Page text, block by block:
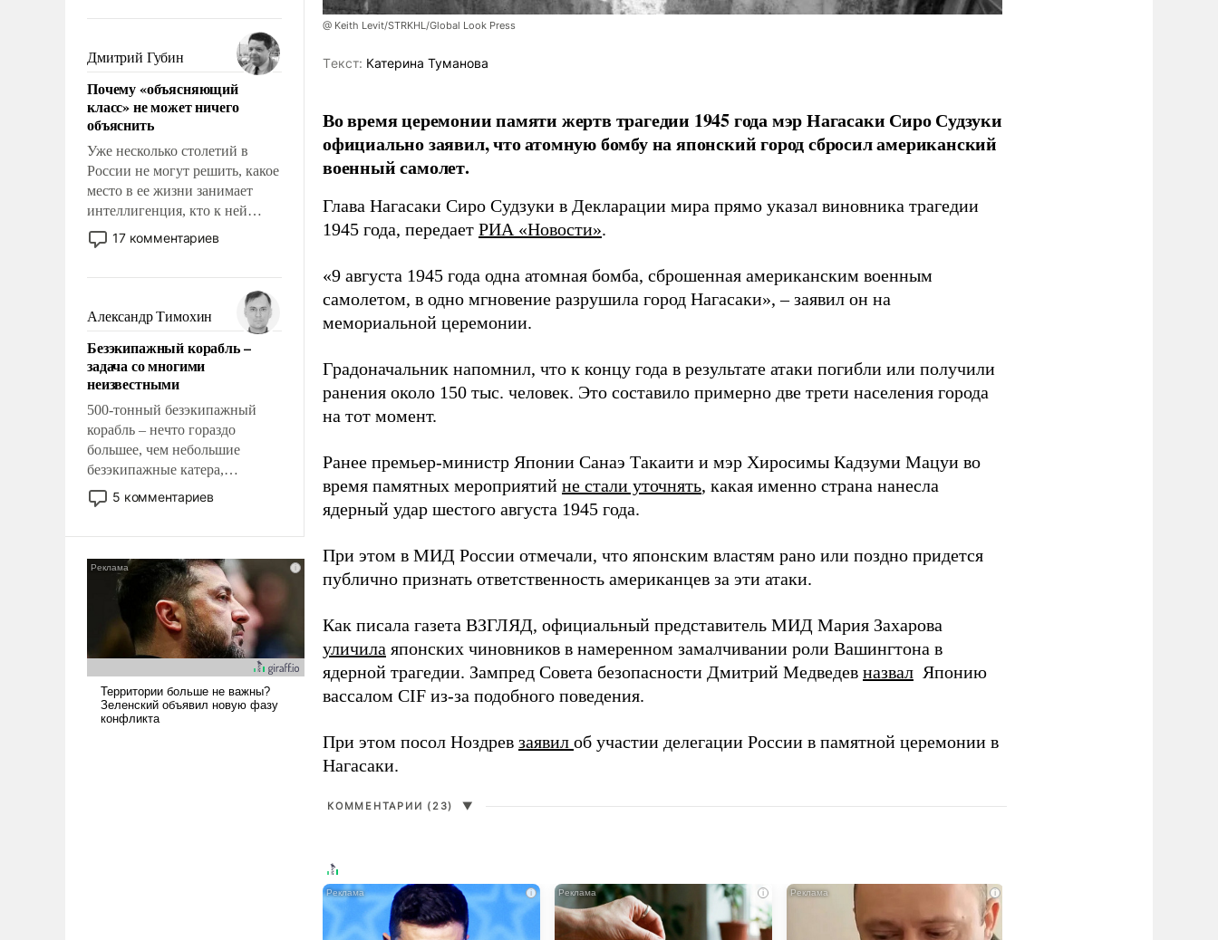
фундаментальным знанием,
что мировая политика имеет
свойство заявляться на порог
нашего дома.
Дмитрий Губин
Почему «объясняющий
класс» не может ничего
объяснить
Уже несколько столетий в
России не могут решить, какое
место в ее жизни занимает
интеллигенция, кто к ней
принадлежит, а кого из нее
исключили с правом
чем она отличается от просто
образованных людей. Иногда
казалось, что эти вопросы
решены раз и навсегда, но –
нет, не решены.
17 комментариев
Александр Тимохин
Безэкипажный корабль –
задача со многими
неизвестными
500-тонный безэкипажный
корабль – нечто гораздо
большее, чем небольшие
безэкипажные катера,
применение которых уже
стало обыденностью. Задача по
и ее реализация радикально
поднимет наши боевые
возможности.
5 комментариев
@ Keith Levit/STRKHL/Global Look Press
Tекст: Катерина Туманова
Во время церемонии памяти жертв трагедии 1945 года мэр Нагасаки Сиро Судзуки
официально заявил, что атомную бомбу на японский город сбросил американский
военный самолет.
Глава Нагасаки Сиро Судзуки в Декларации мира прямо указал виновника трагедии
1945 года, передает РИА «Новости».
«9 августа 1945 года одна атомная бомба, сброшенная американским военным
самолетом, в одно мгновение разрушила город Нагасаки», – заявил он на
мемориальной церемонии.
Градоначальник напомнил, что к концу года в результате атаки погибли или получили
ранения около 150 тыс. человек. Это составило примерно две трети населения города
на тот момент.
Ранее премьер-министр Японии Санаэ Такаити и мэр Хиросимы Кадзуми Мацуи во
время памятных мероприятий не стали уточнять, какая именно страна нанесла
ядерный удар шестого августа 1945 года.
При этом в МИД России отмечали, что японским властям рано или поздно придется
публично признать ответственность американцев за эти атаки.
Как писала газета ВЗГЛЯД, официальный представитель МИД Мария Захарова
уличила японских чиновников в намеренном замалчивании роли Вашингтона в
ядерной трагедии. Зампред Совета безопасности Дмитрий Медведев назвал Японию
вассалом CIF из-за подобного поведения.
При этом посол Ноздрев заявил об участии делегации России в памятной церемонии в
Нагасаки.
КОММЕНТАРИИ (23) ▼
i i i